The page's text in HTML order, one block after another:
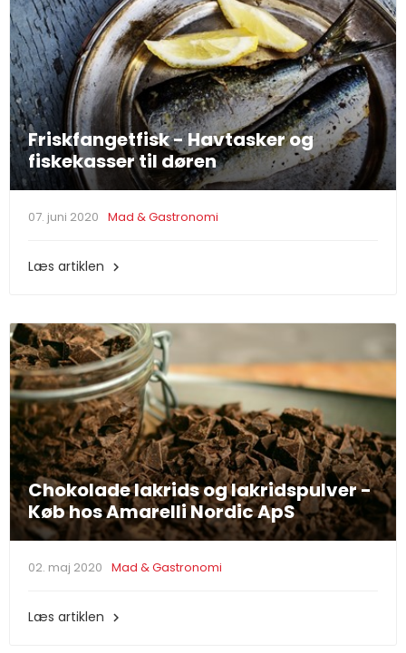
Friskfangetfisk - Havtasker og
fiskekasser til døren
07. juni 2020 Mad & Gastronomi
Læs artiklen 
Chokolade lakrids og lakridspulver -
Køb hos Amarelli Nordic ApS
02. maj 2020 Mad & Gastronomi
Læs artiklen 